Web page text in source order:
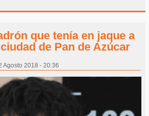
que tenía en jaque a
de Pan de Azúcar
Agosto 2018 - 20:36